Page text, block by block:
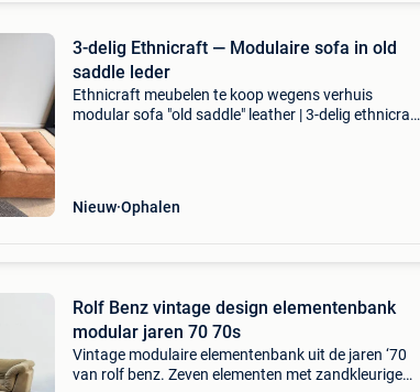
3-delig Ethnicraft — Modulaire sofa in old
saddle leder
Ethnicraft meubelen te koop wegens verhuis
modular sofa "old saddle" leather | 3-delig ethnicraft
Nieuw Ophalen
Rolf Benz vintage design elementenbank
modular jaren 70 70s
Vintage modulaire elementenbank uit de jaren ‘70
van rolf benz. Zeven elementen met zandkleurige